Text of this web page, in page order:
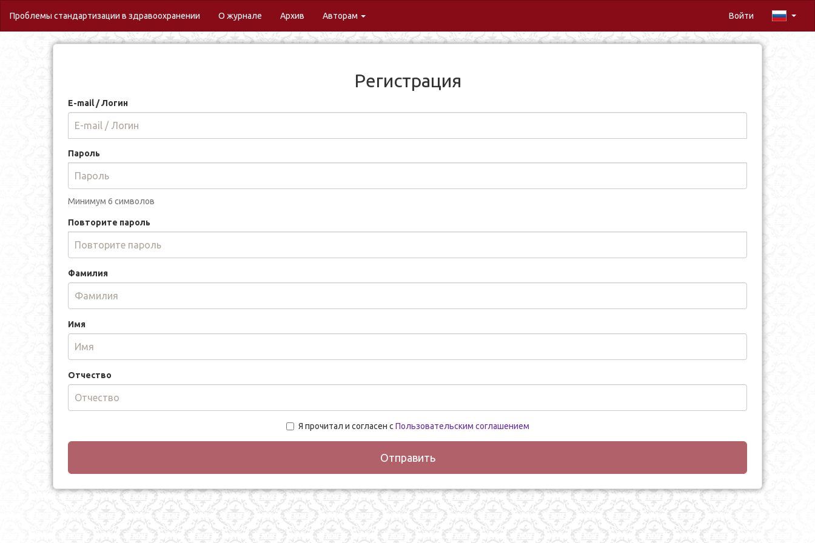
Проблемы стандартизации в здравоохранении О журнале (current)
Архив Авторам Войти
Регистрация
E-mail / Логин
Пароль
Минимум 6 символов
Повторите пароль
Фамилия
Имя
Отчество
Я прочитал и согласен с Пользовательским соглашением
Отправить